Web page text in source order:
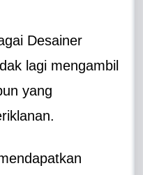
Desainer
lagi mengambil
yang